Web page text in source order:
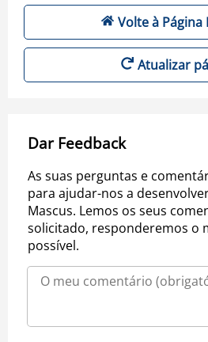
Volte à Página
Atualizar
Dar Feedback
As suas perguntas e
para ajudar-nos a
Mascus. Lemos os seus
solicitado, responderemos o
possível.